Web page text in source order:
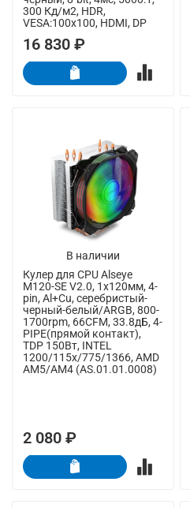
300 Кд/м2, HDR,
VESA:100x100, HDMI, DP
16 830 ₽
В наличии
Кулер для CPU Alseye
M120-SE V2.0, 1х120мм, 4-
pin, Al+Cu, серебристый-
черный-белый/ARGB, 800-
1700rpm, 66CFM, 33.8дБ, 4-
PIPE(прямой контакт),
TDP 150Вт, INTEL
1200/115x/775/1366, AMD
AM5/AM4 (AS.01.01.0008)
2 080 ₽